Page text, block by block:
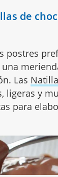
de
postres
Las
ligeras y
para